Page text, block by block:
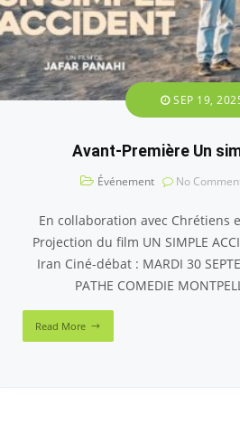
SEP 19,
Avant-Première Un
Événement No
En collaboration avec Chrétiens
Projection du film UN SIMPLE
Iran Ciné-débat : MARDI 30
PATHE COMEDIE
Read More